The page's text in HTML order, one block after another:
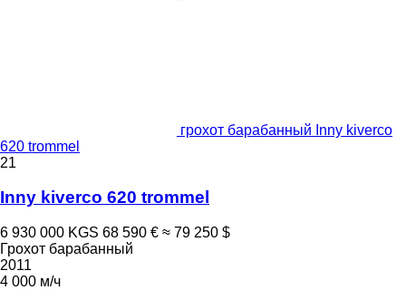
грохот барабанный Inny kiverco
620 trommel
21
Inny kiverco 620 trommel
6 930 000 KGS 68 590 € ≈ 79 250 $
Грохот барабанный
2011
4 000 м/ч